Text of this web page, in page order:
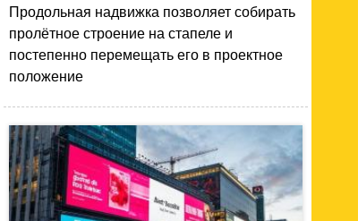
Продольная надвижка позволяет собирать
пролётное строение на стапеле и
постепенно перемещать его в проектное
положение